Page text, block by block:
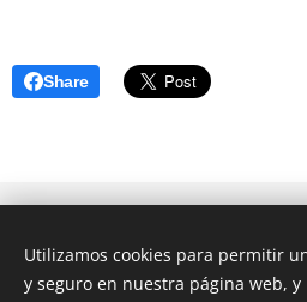
definitiva real
Share
Cosmética Avanzada| Todos los
Utilizamos cookies para permitir
y seguro en nuestra página web,